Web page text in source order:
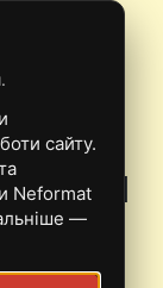
сайту.
Neformat
—